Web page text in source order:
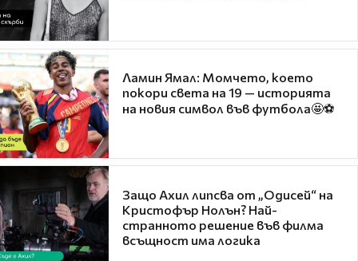
Ламин Ямал: Момчето, което
покори света на 19 — историята
на новия символ във футбола🤩⚽
Защо Ахил липсва от „Одисей“ на
Кристофър Нолън? Най-
странното решение във филма
всъщност има логика